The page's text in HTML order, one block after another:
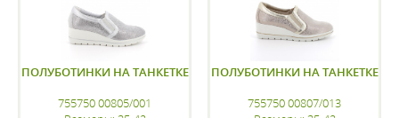
ПОЛУБОТИНКИ НА ТАНКЕТКЕ
755750 00805/001
ПОЛУБОТИНКИ НА ТАНКЕТКЕ
755750 00807/013